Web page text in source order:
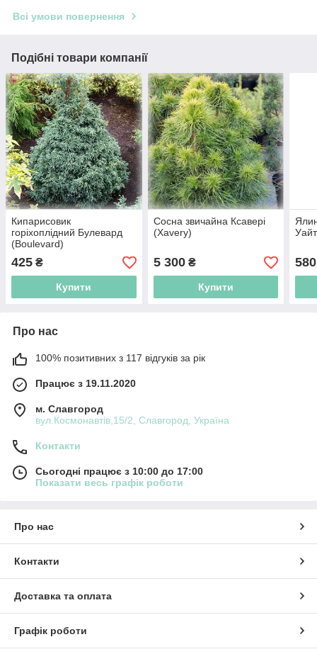
Всі умови повернення
Подібні товари компанії
Кипарисовик
горіхоплідний Булевард
(Boulevard)
425 ₴
Купити
Сосна звичайна Ксавері
(Xavery)
5 300₴
Купити
580
Про нас
100% позитивних з 117 відгуків за рік
Працює з 19.11.2020
м. Славгород
вул.Космонавтів,15/2, Славгород, Україна
Контакти
Сьогодні працює з 10:00 до 17:00
Показати весь графік роботи
Про нас
Контакти
Доставка та оплата
Графік роботи